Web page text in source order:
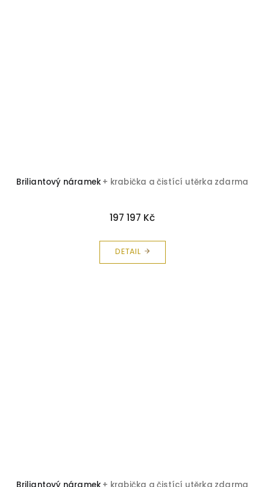
Briliantový náramek + krabička a čistící utěrka zdarma
197 197 Kč
DETAIL